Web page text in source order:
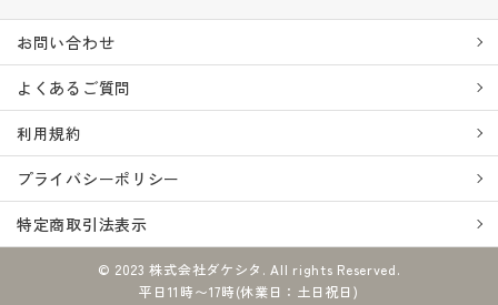
お問い合わせ
よくあるご質問
利用規約
プライバシーポリシー
特定商取引法表示
© 2023 株式会社ダケシタ. All rights Reserved.
平日11時〜17時(休業日：土日祝日)